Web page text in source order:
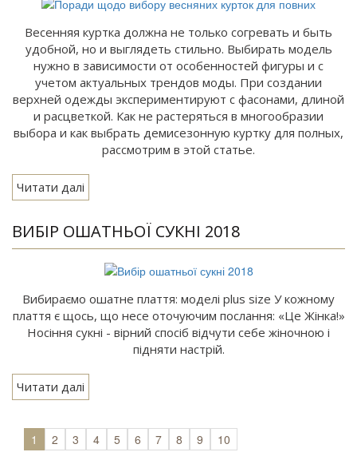
Весенняя куртка должна не только согревать и быть
удобной, но и выглядеть стильно. Выбирать модель
нужно в зависимости от особенностей фигуры и с
учетом актуальных трендов моды. При создании
верхней одежды экспериментируют с фасонами, длиной
и расцветкой. Как не растеряться в многообразии
выбора и как выбрать демисезонную куртку для полных,
рассмотрим в этой статье.
Читати далі
ВИБІР ОШАТНЬОЇ СУКНІ 2018
Вибираємо ошатне плаття: моделі plus size У кожному
плаття є щось, що несе оточуючим послання: «Це Жінка!»
Носіння сукні - вірний спосіб відчути себе жіночною і
підняти настрій.
Читати далі
1 2 3 4 5 6 7 8 9 10